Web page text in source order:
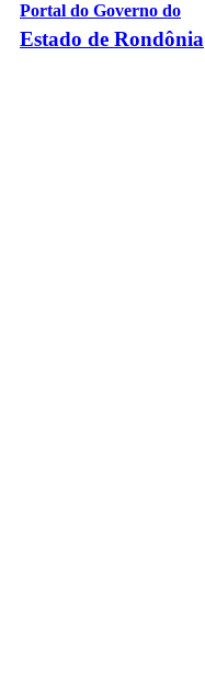
Portal do Governo do
Estado de Rondônia